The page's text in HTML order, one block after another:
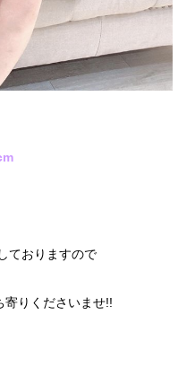
ておりますので
寄りくださいませ!!